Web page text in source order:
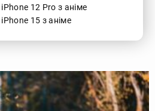
12 Pro з аніме
15 з аніме